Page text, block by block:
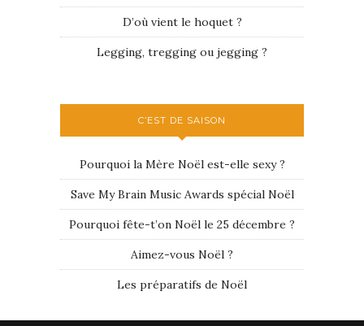
D’où vient le hoquet ?
Legging, tregging ou jegging ?
C’EST DE SAISON
Pourquoi la Mère Noël est-elle sexy ?
Save My Brain Music Awards spécial Noël
Pourquoi fête-t’on Noël le 25 décembre ?
Aimez-vous Noël ?
Les préparatifs de Noël